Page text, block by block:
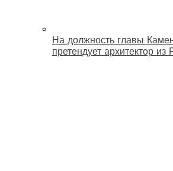
На должность главы
претендует архитектор из